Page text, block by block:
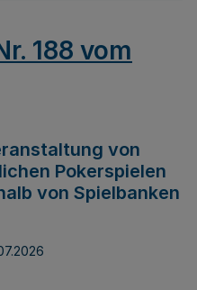
188 vom
von
Pokerspielen
von Spielbanken